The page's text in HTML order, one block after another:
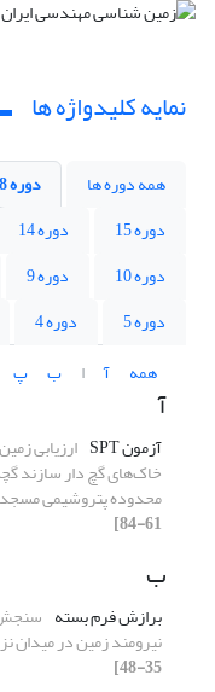
نمایه کلیدواژه ها
همه دوره ها دوره 18
دوره 15
دوره 14
دوره 10
دوره 9
دوره 5
دوره 4
همه
آ ا ب پ
آ
آزمون SPT ارزیابی
محدوده پتروشیمی
61-84]
ب
برازش فرم بسته سنجش
نیرومند زمین در
35-48]